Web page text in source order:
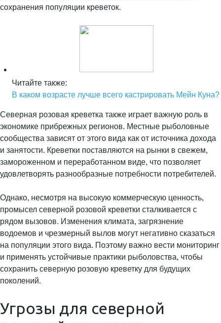
сохранения популяции креветок.
Читайте также:
В каком возрасте лучше всего кастрировать Мейн Куна?
Северная розовая креветка также играет важную роль в
экономике прибрежных регионов. Местные рыболовные
сообщества зависят от этого вида как от источника дохода
и занятости. Креветки поставляются на рынки в свежем,
замороженном и переработанном виде, что позволяет
удовлетворять разнообразные потребности потребителей.
Однако, несмотря на высокую коммерческую ценность,
промысел северной розовой креветки сталкивается с
рядом вызовов. Изменения климата, загрязнение
водоемов и чрезмерный вылов могут негативно сказаться
на популяции этого вида. Поэтому важно вести мониторинг
и применять устойчивые практики рыболовства, чтобы
сохранить северную розовую креветку для будущих
поколений.
Угрозы для северной